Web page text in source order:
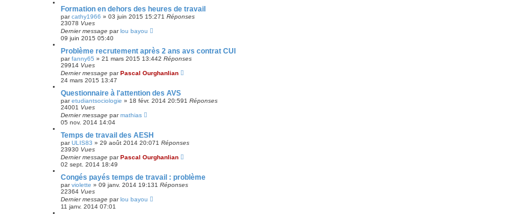
Formation en dehors des heures de travail
parcathy1966 » 03 juin 2015 15:271 Réponses
23078 Vues
Dernier message parlou bayou
09 juin 2015 05:40
Problème recrutement après 2 ans avs contrat CUI
parfanny65 » 21 mars 2015 13:442 Réponses
29914 Vues
Dernier message parPascal Ourghanlian
24 mars 2015 13:47
Questionnaire à l'attention des AVS
paretudiantsociologie » 18 févr. 2014 20:591 Réponses
24001 Vues
Dernier message parmathias
05 nov. 2014 14:04
Temps de travail des AESH
parULIS83 » 29 août 2014 20:071 Réponses
23930 Vues
Dernier message parPascal Ourghanlian
02 sept. 2014 18:49
Congés payés temps de travail : problème
parviolette » 09 janv. 2014 19:131 Réponses
22364 Vues
Dernier message parlou bayou
11 janv. 2014 07:01